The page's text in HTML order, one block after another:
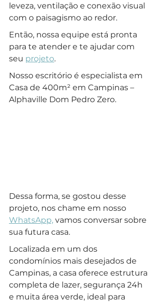
leveza, ventilação e conexão visual
com o paisagismo ao redor.
Então, nossa equipe está pronta
para te atender e te ajudar com
seu projeto.
Nosso escritório é especialista em
Casa de 400m² em Campinas –
Alphaville Dom Pedro Zero.
Dessa forma, se gostou desse
projeto, nos chame em nosso
WhatsApp, vamos conversar sobre
sua futura casa.
Localizada em um dos
condomínios mais desejados de
Campinas, a casa oferece estrutura
completa de lazer, segurança 24h
e muita área verde, ideal para